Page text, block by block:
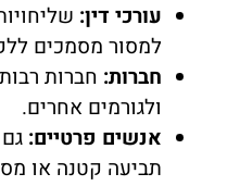
עורכי דין:
למסור מסמכים
חברות: חברות
ולגורמים אחרים.
אנשים פרטיים:
תביעה קטנה או